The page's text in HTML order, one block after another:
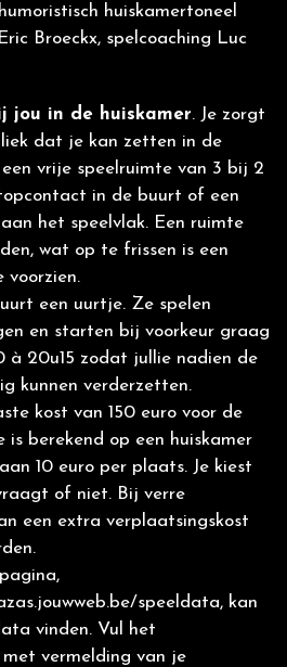
huiskamertoneel
Broeckx, spelcoaching Luc
jou in de huiskamer. Je zorgt
dat je kan zetten in de
vrije speelruimte van 3 bij 2
in de buurt of een
het speelvlak. Een ruimte
wat op te frissen is een
voorzien.
een uurtje. Ze spelen
en starten bij voorkeur graag
à 20u15 zodat jullie nadien de
kunnen verderzetten.
kost van 150 euro voor de
is berekend op een huiskamer
10 euro per plaats. Je kiest
of niet. Bij verre
een extra verplaatsingskost
speeldata, kan
vinden. Vul het
vermelding van je
Live your life